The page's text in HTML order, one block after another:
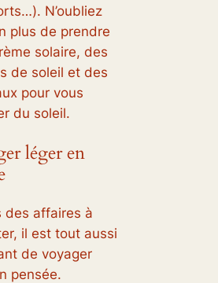
N’oubliez
plus de prendre
solaire, des
de soleil et des
pour vous
du soleil.
léger en
des affaires à
il est tout aussi
de voyager
pensée.